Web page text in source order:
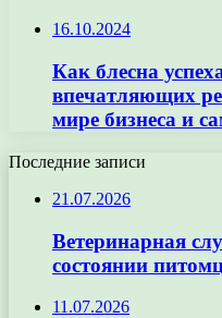
16.10.2024
Как блесна
впечатляющих
мире бизнеса и
Последние записи
21.07.2026
Ветеринарная
состоянии
11.07.2026